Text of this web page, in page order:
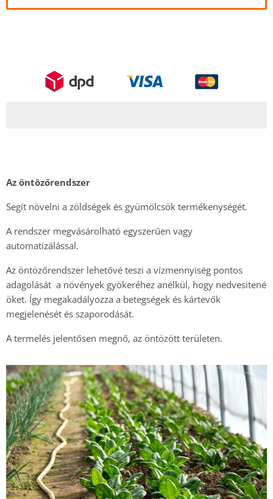
Az öntözőrendszer
Segít növelni a zöldségek és gyümölcsök termékenységét.
A rendszer megvásárolható egyszerűen vagy
automatizálással.
Az öntözőrendszer lehetővé teszi a vízmennyiség pontos
adagolását a növények gyökeréhez anélkül, hogy nedvesitené
öket. Így megakadályozza a betegségek és kártevők
megjelenését és szaporodását.
A termelés jelentősen megnő, az öntözött területen.